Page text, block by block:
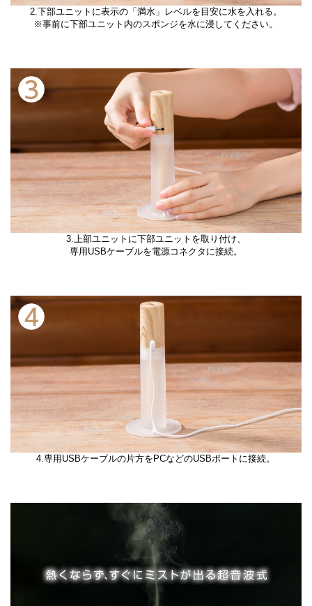
2.下部ユニットに表示の「満水」レベルを目安に水を入れる。
※事前に下部ユニット内のスポンジを水に浸してください。
3.上部ユニットに下部ユニットを取り付け、
専用USBケーブルを電源コネクタに接続。
4.専用USBケーブルの片方をPCなどのUSBポートに接続。